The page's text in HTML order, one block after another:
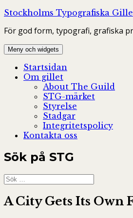
Hoppa
innehåll
Stockholms Typografiska Gille
För god form, typografi, grafiska
Meny och widgets
Startsidan
Om gillet
About The Guild
STG-märket
Styrelse
Stadgar
Integritetspolicy
Kontakta oss
Sök på STG
Sök
efter:
A City Gets Its Own